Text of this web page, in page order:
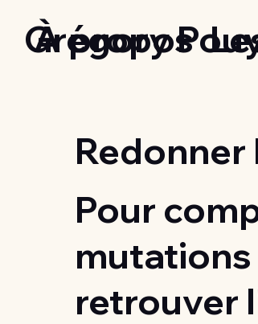
Grégory
À propos
Redonner
Pour
retrouver